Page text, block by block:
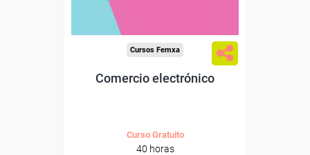
Cursos Femxa
Comercio electrónico
Curso Gratuito
40 horas